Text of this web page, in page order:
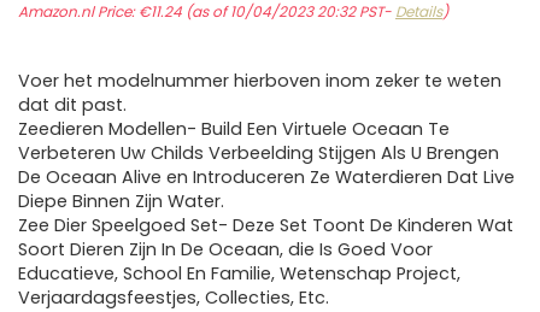
Amazon.nl Price:€11.24 (as of 10/04/2023 20:32 PST- Details)
Voer het modelnummer hierboven inom zeker te weten
dat dit past.
Zeedieren Modellen- Build Een Virtuele Oceaan Te
Verbeteren Uw Childs Verbeelding Stijgen Als U Brengen
De Oceaan Alive en Introduceren Ze Waterdieren Dat Live
Diepe Binnen Zijn Water.
Zee Dier Speelgoed Set- Deze Set Toont De Kinderen Wat
Soort Dieren Zijn In De Oceaan, die Is Goed Voor
Educatieve, School En Familie, Wetenschap Project,
Verjaardagsfeestjes, Collecties, Etc.